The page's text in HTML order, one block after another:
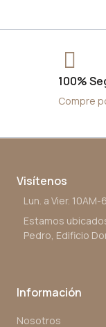
100%
Compre
Visítenos
Lun. a Vier.
Estamos
Pedro, Edificio
Información
Nosotros